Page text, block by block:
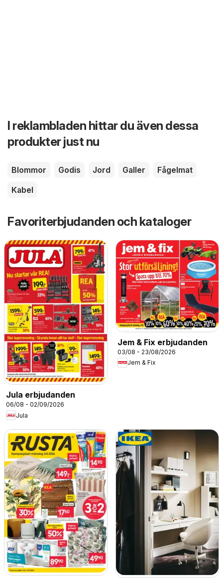
I reklambladen hittar du även dessa
produkter just nu
Blommor Godis Jord Galler
Fågelmat
Kabel
Favoriterbjudanden och kataloger
Jula erbjudanden
06/08 - 02/09/2026
Jula
Jem & Fix erbjudanden
03/08 - 23/08/2026
Jem & Fix